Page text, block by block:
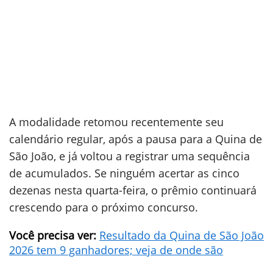
A modalidade retomou recentemente seu
calendário regular, após a pausa para a Quina de
São João, e já voltou a registrar uma sequência
de acumulados. Se ninguém acertar as cinco
dezenas nesta quarta-feira, o prêmio continuará
crescendo para o próximo concurso.
Você precisa ver: Resultado da Quina de São João
2026 tem 9 ganhadores; veja de onde são